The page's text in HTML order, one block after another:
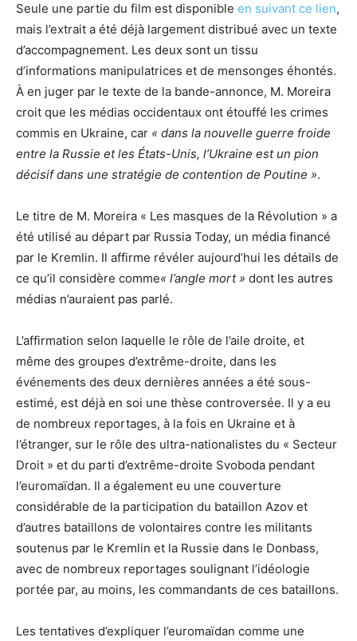
Seule une partie du film est disponible en suivant ce lien,
mais l’extrait a été déjà largement distribué avec un texte
d’accompagnement. Les deux sont un tissu
d’informations manipulatrices et de mensonges éhontés.
À en juger par le texte de la bande-annonce, M. Moreira
croit que les médias occidentaux ont étouffé les crimes
commis en Ukraine, car « dans la nouvelle guerre froide
entre la Russie et les États-Unis, l’Ukraine est un pion
décisif dans une stratégie de contention de Poutine ».
Le titre de M. Moreira « Les masques de la Révolution » a
été utilisé au départ par Russia Today, un média financé
par le Kremlin. Il affirme révéler aujourd’hui les détails de
ce qu’il considère comme« l’angle mort » dont les autres
médias n’auraient pas parlé.
L’affirmation selon laquelle le rôle de l’aile droite, et
même des groupes d’extrême-droite, dans les
événements des deux dernières années a été sous-
estimé, est déjà en soi une thèse controversée. Il y a eu
de nombreux reportages, à la fois en Ukraine et à
l’étranger, sur le rôle des ultra-nationalistes du « Secteur
Droit » et du parti d’extrême-droite Svoboda pendant
l’euromaïdan. Il a également eu une couverture
considérable de la participation du bataillon Azov et
d’autres bataillons de volontaires contre les militants
soutenus par le Kremlin et la Russie dans le Donbass,
avec de nombreux reportages soulignant l’idéologie
portée par, au moins, les commandants de ces bataillons.
Les tentatives d’expliquer l’euromaïdan comme une